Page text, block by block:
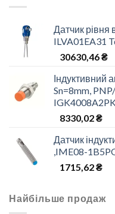
Датчик рівня
ILVA01EA31
30630,46₴
Індуктивний
Sn=8mm,
8330,02₴
Датчик
,IME08-
1715,62₴
Найбільше продаж